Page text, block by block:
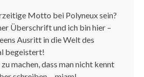
Motto bei Polyneux sein?
Überschrift und ich bin hier –
Ausritt in die Welt des
begeistert!
machen, dass man nicht kennt